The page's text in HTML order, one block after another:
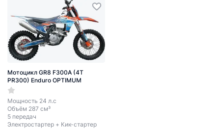
Мотоцикл GR8 F300A (4T
PR300) Enduro OPTIMUM
Мощность 24 л.с
Объём 287 см³
5 передач
Электростартер + Кик-стартер